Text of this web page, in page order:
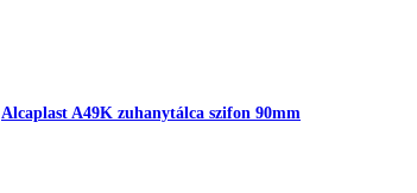
Alcaplast A49K zuhanytálca szifon 90mm